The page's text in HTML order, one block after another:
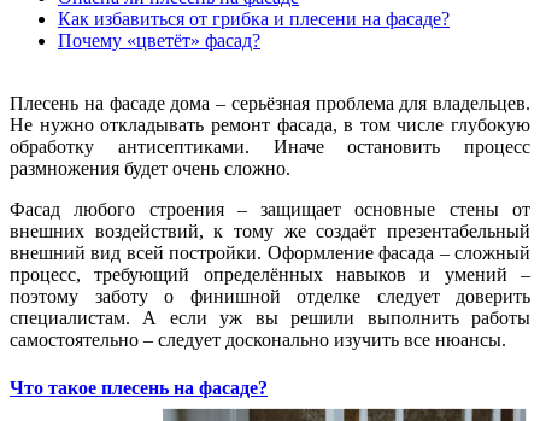
Как избавиться от грибка и плесени на фасаде?
Почему «цветёт» фасад?
Плесень на фасаде дома – серьёзная проблема для владельцев.
Не нужно откладывать ремонт фасада, в том числе глубокую
обработку антисептиками. Иначе остановить процесс
размножения будет очень сложно.
Фасад любого строения – защищает основные стены от
внешних воздействий, к тому же создаёт презентабельный
внешний вид всей постройки. Оформление фасада – сложный
процесс, требующий определённых навыков и умений –
поэтому заботу о финишной отделке следует доверить
специалистам. А если уж вы решили выполнить работы
самостоятельно – следует досконально изучить все нюансы.
Что такое плесень на фасаде?